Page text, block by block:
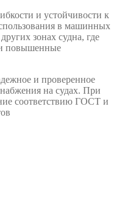
и устойчивости к
в машинных
зонах судна, где
повышенные
и проверенное
на судах. При
соответствию ГОСТ и